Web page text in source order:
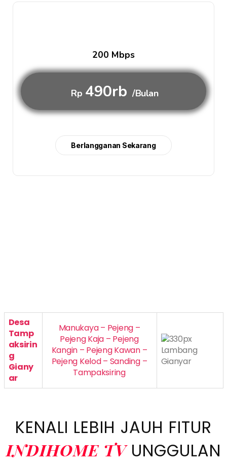
200 Mbps
Rp 490rb /Bulan
Berlangganan Sekarang
Desa
Tamp
aksirin
g
Giany
ar
Manukaya – Pejeng –
Pejeng Kaja – Pejeng
Kangin – Pejeng Kawan –
Pejeng Kelod – Sanding –
Tampaksiring
KENALI LEBIH JAUH FITUR
INDIHOME TVUNGGULAN